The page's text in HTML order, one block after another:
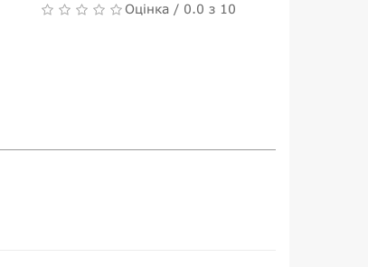
Оцінка / 0.0 з 10